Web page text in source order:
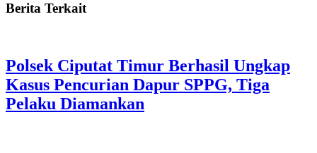
Berita Terkait
Polsek Ciputat Timur Berhasil Ungkap
Kasus Pencurian Dapur SPPG, Tiga
Pelaku Diamankan